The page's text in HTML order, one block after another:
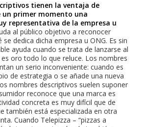
tienen la ventaja de
un primer momento una
representativa de la empresa u
al público objetivo a reconocer
dedica dicha empresa u ONG. Es sin
ayuda cuando se trata de lanzarse al
oro todo lo que reluce. Los nombres
un serio inconveniente: cuando es
de estrategia o se añade una nueva
nombres descriptivos suelen suponer
reconoce que una marca es
concreta es muy difícil que de
también está especializada en otra
Cuando Telepizza – “pizzas a